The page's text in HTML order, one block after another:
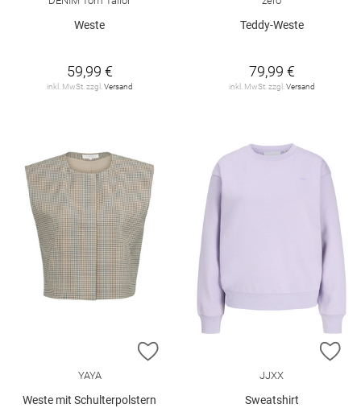
Weste
59,99 €
inkl. MwSt. zzgl.Versand
Teddy-Weste
79,99 €
inkl. MwSt. zzgl.Versand
ZUR WUNSCHLISTE HINZUFÜGEN
YAYA
Weste mit Schulterpolstern
JJXX
Sweatshirt